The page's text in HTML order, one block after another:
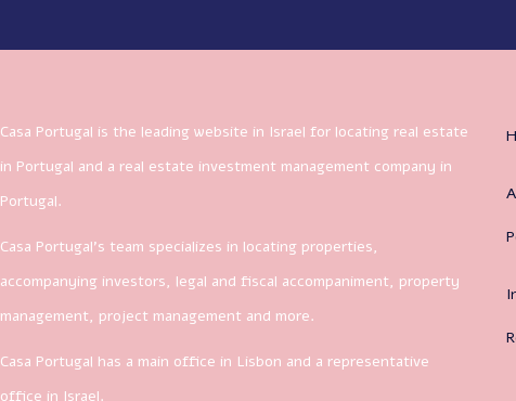
Casa Portugal is the leading website in Israel for locating real estate
in Portugal and a real estate investment management company in
Portugal.
Casa Portugal’s team specializes in locating properties,
accompanying investors, legal and fiscal accompaniment, property
management, project management and more.
Casa Portugal has a main office in Lisbon and a representative
office in Israel.